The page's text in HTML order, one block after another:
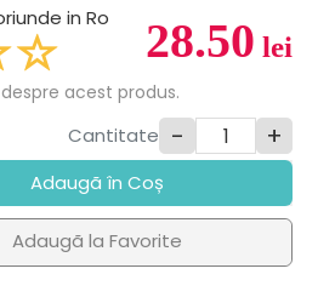
28.50 lei
in Ro
acest produs.
Cantitate - +
Adaugã în Coș
Adaugã la Favorite